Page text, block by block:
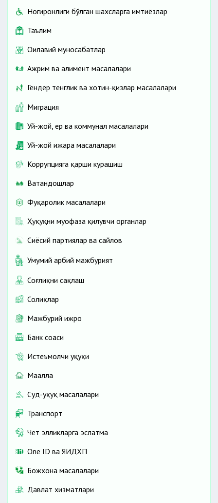
Ногиронлиги бўлган шахсларга имтиёзлар
Таълим
Оилавий муносабатлар
Ажрим ва алимент масалалари
Гендер тенглик ва хотин-қизлар масалалари
Миграция
Уй-жой, ер ва коммунал масалалари
Уй-жой ижара масалалари
Коррупцияга қарши курашиш
Ватандошлар
Фуқаролик масалалари
Ҳуқуқни муҳофаза қилувчи органлар
Сиёсий партиялар ва сайлов
Умумий ҳарбий мажбурият
Соғлиқни сақлаш
Солиқлар
Мажбурий ижро
Банк соҳаси
Истеъмолчи ҳуқуқи
Маҳалла
Суд-ҳуқуқ масалалари
Транспорт
Чет элликларга эслатма
One ID ва ЯИДХП
Божхона масалалари
Давлат хизматлари